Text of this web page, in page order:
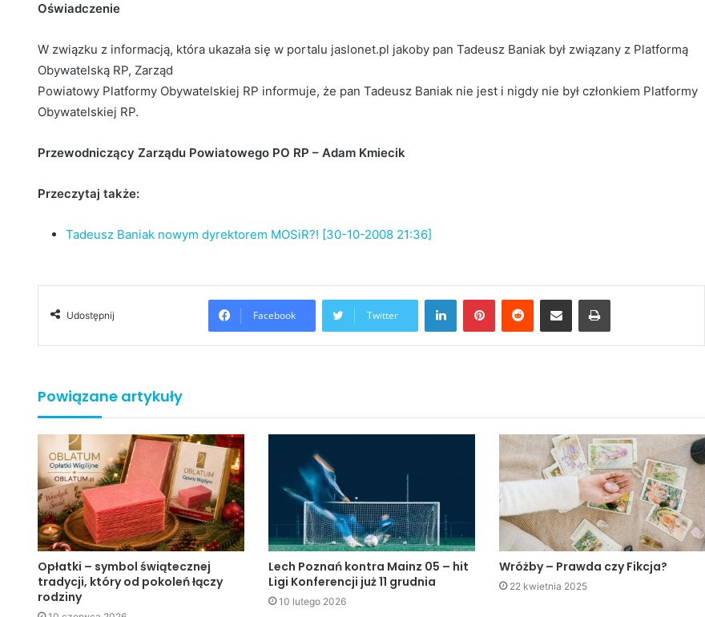
a
i
l
Oświadczenie
W związku z informacją, która ukazała się w portalu jaslonet.pl jakoby pan Tadeusz Baniak był związany z Platformą
Obywatelską RP, Zarząd
Powiatowy Platformy Obywatelskiej RP informuje, że pan Tadeusz Baniak nie jest i nigdy nie był członkiem Platformy
Obywatelskiej RP.
Przewodniczący Zarządu Powiatowego PO RP – Adam Kmiecik
Przeczytaj także:
Tadeusz Baniak nowym dyrektorem MOSiR?! [30-10-2008 21:36]
Udostępnij Facebook Twitter
LinkedIn
Powiązane artykuły
Opłatki – symbol świątecznej
tradycji, który od pokoleń łączy
rodziny
Lech Poznań kontra Mainz 05 – hit
Ligi Konferencji już 11 grudnia
10 lutego 2026
Wróżby – Prawda czy Fikcja?
22 kwietnia 2025